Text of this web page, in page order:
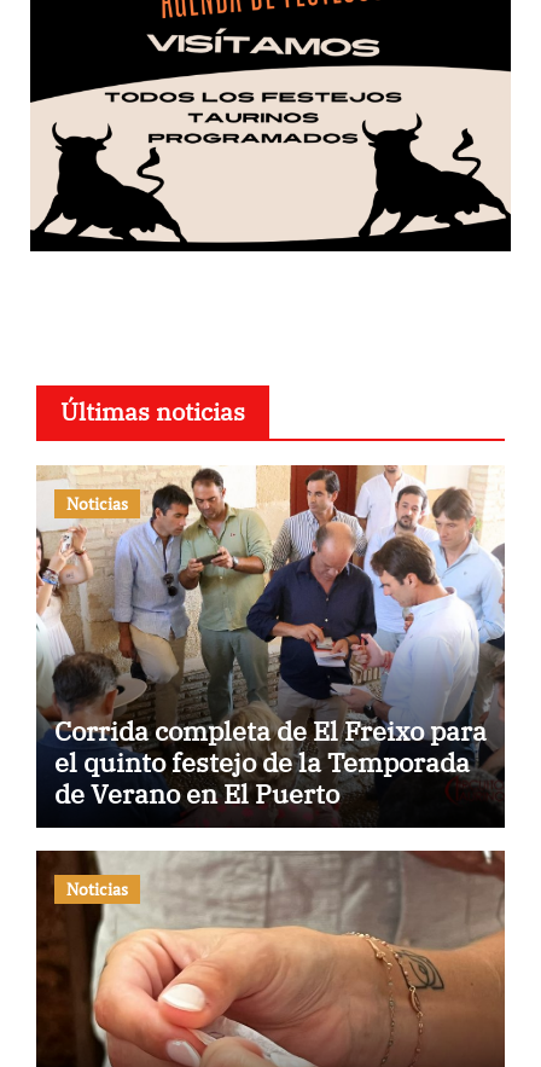
Últimas noticias
Noticias
Corrida completa de El Freixo para
el quinto festejo de la Temporada
de Verano en El Puerto
Noticias